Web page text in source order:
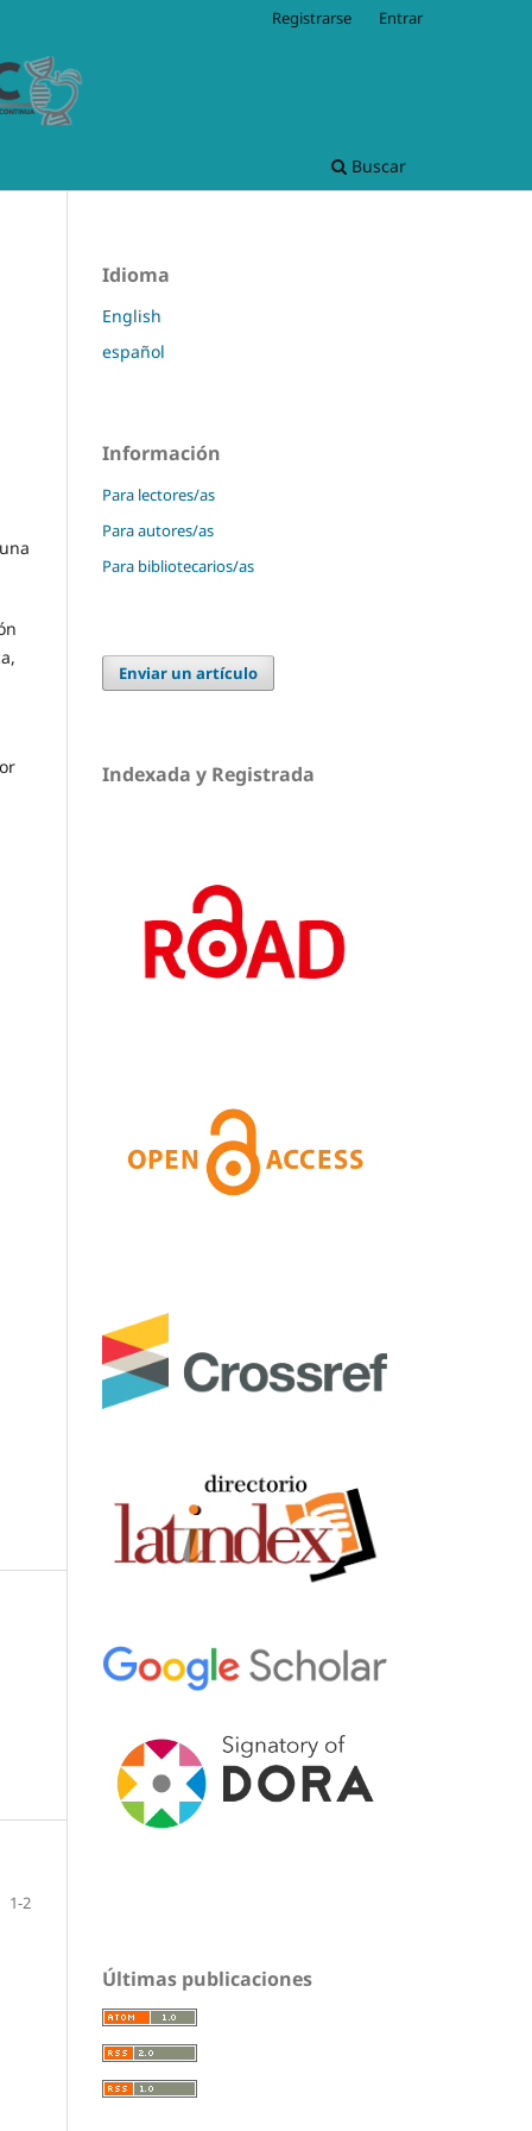
Buscar
Registrarse Entrar
1-2
Idioma
English
español
Información
Para lectores/as
Para autores/as
Para bibliotecarios/as
Enviar un artículo
Indexada y Registrada
Últimas publicaciones